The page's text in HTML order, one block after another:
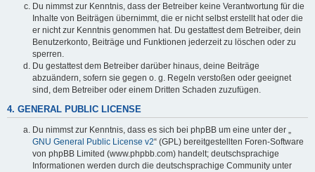
Du nimmst zur Kenntnis, dass der Betreiber keine Verantwortung für die
Inhalte von Beiträgen übernimmt, die er nicht selbst erstellt hat oder die
er nicht zur Kenntnis genommen hat. Du gestattest dem Betreiber, dein
Benutzerkonto, Beiträge und Funktionen jederzeit zu löschen oder zu
sperren.
Du gestattest dem Betreiber darüber hinaus, deine Beiträge
abzuändern, sofern sie gegen o. g. Regeln verstoßen oder geeignet
sind, dem Betreiber oder einem Dritten Schaden zuzufügen.
4. GENERAL PUBLIC LICENSE
Du nimmst zur Kenntnis, dass es sich bei phpBB um eine unter der „
GNU General Public License v2“ (GPL) bereitgestellten Foren-Software
von phpBB Limited (www.phpbb.com) handelt; deutschsprachige
Informationen werden durch die deutschsprachige Community unter